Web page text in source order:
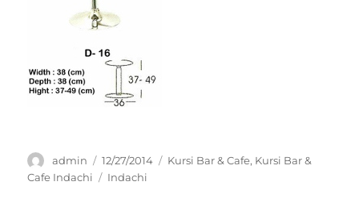
Author
admin
Posted
on
12/27/2014 Categories
Kursi Bar & Cafe, Kursi Bar &
Cafe Indachi
Tags
Indachi